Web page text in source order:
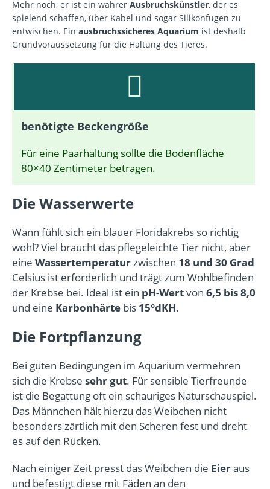
Mehr noch, er ist ein wahrer Ausbruchskünstler, der es
spielend schaffen, über Kabel und sogar Silikonfugen zu
entwischen. Ein ausbruchssicheres Aquarium ist deshalb
Grundvoraussetzung für die Haltung des Tieres.
benötigte Beckengröße
Für eine Paarhaltung sollte die Bodenfläche
80×40 Zentimeter betragen.
Die Wasserwerte
Wann fühlt sich ein blauer Floridakrebs so richtig
wohl? Viel braucht das pflegeleichte Tier nicht, aber
eine Wassertemperaturzwischen 18 und 30 Grad
Celsius ist erforderlich und trägt zum Wohlbefinden
der Krebse bei. Ideal ist ein pH-Wertvon 6,5 bis 8,0
und eine Karbonhärte bis 15°dKH.
Die Fortpflanzung
Bei guten Bedingungen im Aquarium vermehren
sich die Krebse sehr gut. Für sensible Tierfreunde
ist die Begattung oft ein schauriges Naturschauspiel.
Das Männchen hält hierzu das Weibchen nicht
besonders zärtlich mit den Scheren fest und dreht
es auf den Rücken.
Nach einiger Zeit presst das Weibchen die Eieraus
und befestigt diese mit Fäden an den